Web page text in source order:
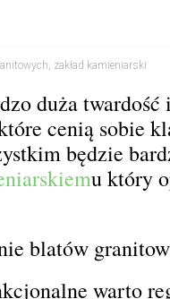
zakład kamieniarski
duża
cenią sobie
będzie
u który
blatów
warto